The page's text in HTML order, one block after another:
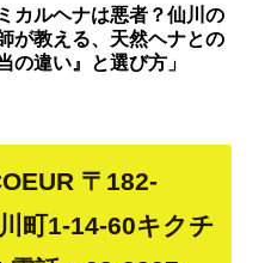
ミカルヘナは悪者？仙川の
が教える、天然ヘナとの
の違い』と選び方」
〒182-
町1-14-60キクチ